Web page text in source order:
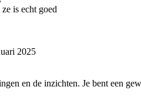
is echt goed
2025
en de inzichten. Je bent een